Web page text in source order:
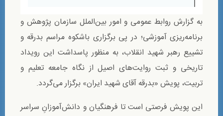
به گزارش روابط عمومی و امور بین‌الملل سازمان پژوهش و
برنامه‌ریزی آموزشی؛ در پی برگزاری باشکوه مراسم بدرقه و
تشییع رهبر شهید انقلاب، به منظور پاسداشت این رویداد
تاریخی و ثبت روایت‌های اصیل از نگاه جامعه تعلیم و
تربیت، پویش «بدرقه آقای شهید ایران» برگزار می‌گردد.
این پویش فرصتی است تا فرهنگیان و دانش‌آموزانِ سراسر